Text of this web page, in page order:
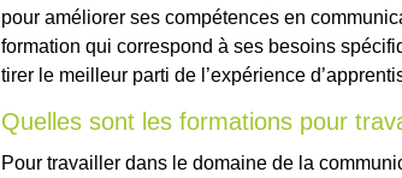
pour améliorer ses compétences en
formation qui correspond à ses besoins
tirer le meilleur parti de l’expérience
Quelles sont les formations pour
Pour travailler dans le domaine de la